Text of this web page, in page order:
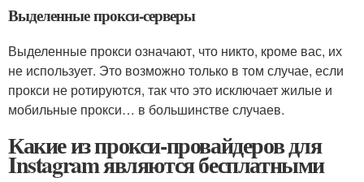
Выделенные прокси-серверы
Выделенные прокси означают, что никто, кроме вас, их
не использует. Это возможно только в том случае, если
прокси не ротируются, так что это исключает жилые и
мобильные прокси… в большинстве случаев.
Какие из прокси-провайдеров для
Instagram являются бесплатными